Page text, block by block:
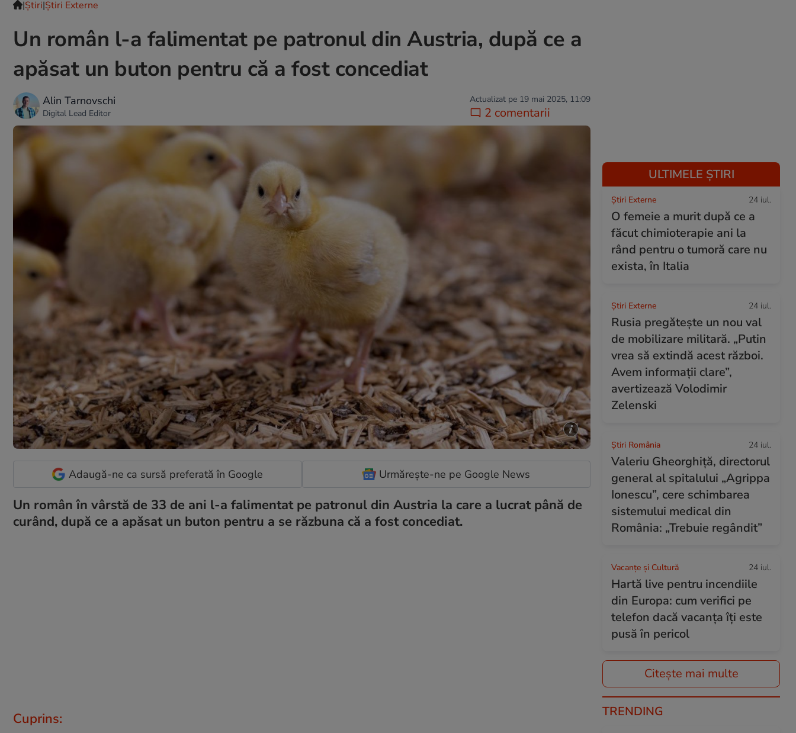
|Ştiri|Știri Externe
Un român l-a falimentat pe patronul din Austria, după ce a
apăsat un buton pentru că a fost concediat
Alin Tarnovschi
Digital Lead Editor
Actualizat pe 19 mai 2025, 11:09
2 comentarii
Adaugă-ne ca sursă preferată în Google Urmărește-ne pe Google News
Un român în vârstă de 33 de ani l-a falimentat pe patronul din Austria la care a lucrat până de
curând, după ce a apăsat un buton pentru a se răzbuna că a fost concediat.
Cuprins:
ULTIMELE ȘTIRI
Știri Externe 24 iul.
O femeie a murit după ce a
făcut chimioterapie ani la
rând pentru o tumoră care nu
exista, în Italia
Știri Externe 24 iul.
Rusia pregătește un nou val
de mobilizare militară. „Putin
vrea să extindă acest război.
Avem informații clare”,
avertizează Volodimir
Zelenski
Știri România 24 iul.
Valeriu Gheorghiță, directorul
general al spitalului „Agrippa
Ionescu”, cere schimbarea
sistemului medical din
România: „Trebuie regândit”
Vacanțe și Cultură 24 iul.
Hartă live pentru incendiile
din Europa: cum verifici pe
telefon dacă vacanța îți este
pusă în pericol
Citește mai multe
TRENDING